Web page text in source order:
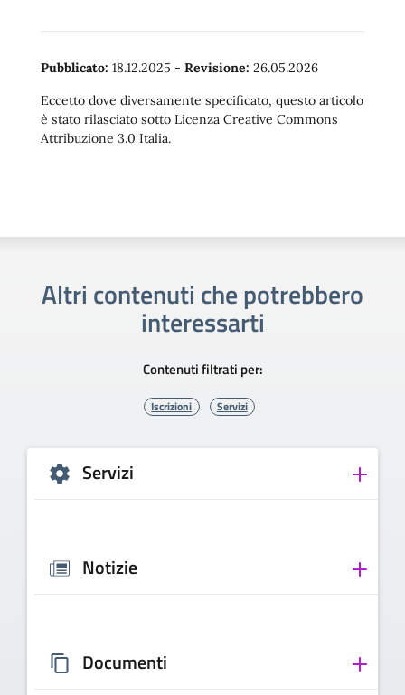
Pubblicato: 18.12.2025 - Revisione: 26.05.2026
Eccetto dove diversamente specificato, questo articolo
è stato rilasciato sotto Licenza Creative Commons
Attribuzione 3.0 Italia.
Altri contenuti che potrebbero
interessarti
Contenuti filtrati per:
Iscrizioni Servizi
Servizi
Notizie
Documenti